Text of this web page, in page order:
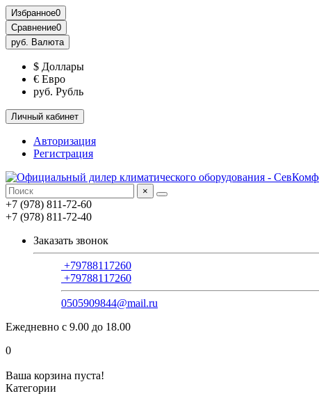
Избранное0
Сравнение0
руб. Валюта
$ Доллары
€ Евро
руб. Рубль
Личный кабинет
Авторизация
Регистрация
×
+7 (978) 811-72-60
+7 (978) 811-72-40
Заказать звонок
+79788117260
+79788117260
0505909844@mail.ru
Ежедневно с 9.00 до 18.00
0
Ваша корзина пуста!
Категории